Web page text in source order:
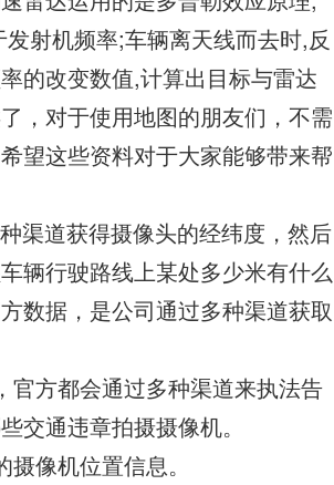
射机频率;车辆离天线而去时,反
的改变数值,计算出目标与雷达
，对于使用地图的朋友们，不需
望这些资料对于大家能够带来帮
渠道获得摄像头的经纬度，然后
辆行驶路线上某处多少米有什么
数据，是公司通过多种渠道获取
官方都会通过多种渠道来执法告
交通违章拍摄摄像机。
像机位置信息。